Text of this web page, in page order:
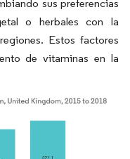
sus preferencias
o herbales con la
Estos factores
de vitaminas en la